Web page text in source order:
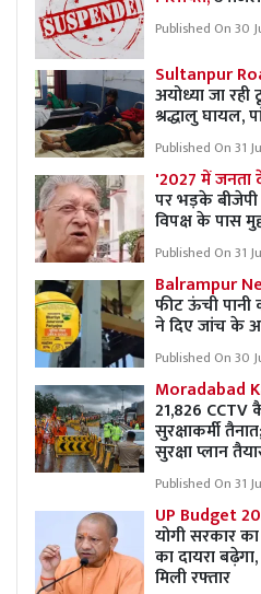
Published On 30
Sultanpur
अयोध्या जा
श्रद्धालु घायल,
Published On 31
'2027 में जनता
पर भड़के बीजेपी
विपक्ष के पास
Published On 31
Balrampur
फीट ऊंची पानी
ने दिए जांच के
Published On 30
Moradabad
21,826 CCTV
सुरक्षाकर्मी
सुरक्षा प्लान
Published On 31
UP Budget
योगी सरकार
का दायरा
मिली रफ्तार